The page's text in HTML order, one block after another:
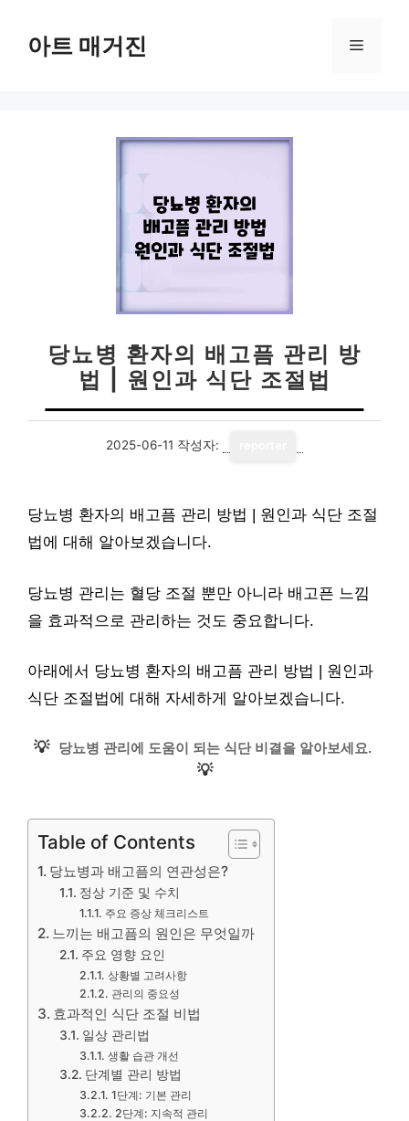
아트 매거진 메
당뇨병 환자의 배고픔 관리 방
법 | 원인과 식단 조절법
2025-06-11 작성자:
당뇨병 환자의 배고픔 관리 방법 | 원인과 식단 조절
법에 대해 알아보겠습니다.
당뇨병 관리는 혈당 조절 뿐만 아니라 배고픈 느낌
을 효과적으로 관리하는 것도 중요합니다.
아래에서 당뇨병 환자의 배고픔 관리 방법 | 원인과
식단 조절법에 대해 자세하게 알아보겠습니다.
💡 당뇨병 관리에 도움이 되는 식단 비결을 알아보세요.
💡
Table of Contents
당뇨병과 배고픔의 연관성은?
정상 기준 및 수치
주요 증상 체크리스트
느끼는 배고픔의 원인은 무엇일까
주요 영향 요인
상황별 고려사항
관리의 중요성
효과적인 식단 조절 비법
일상 관리법
생활 습관 개선
단계별 관리 방법
1단계: 기본 관리
2단계: 지속적 관리